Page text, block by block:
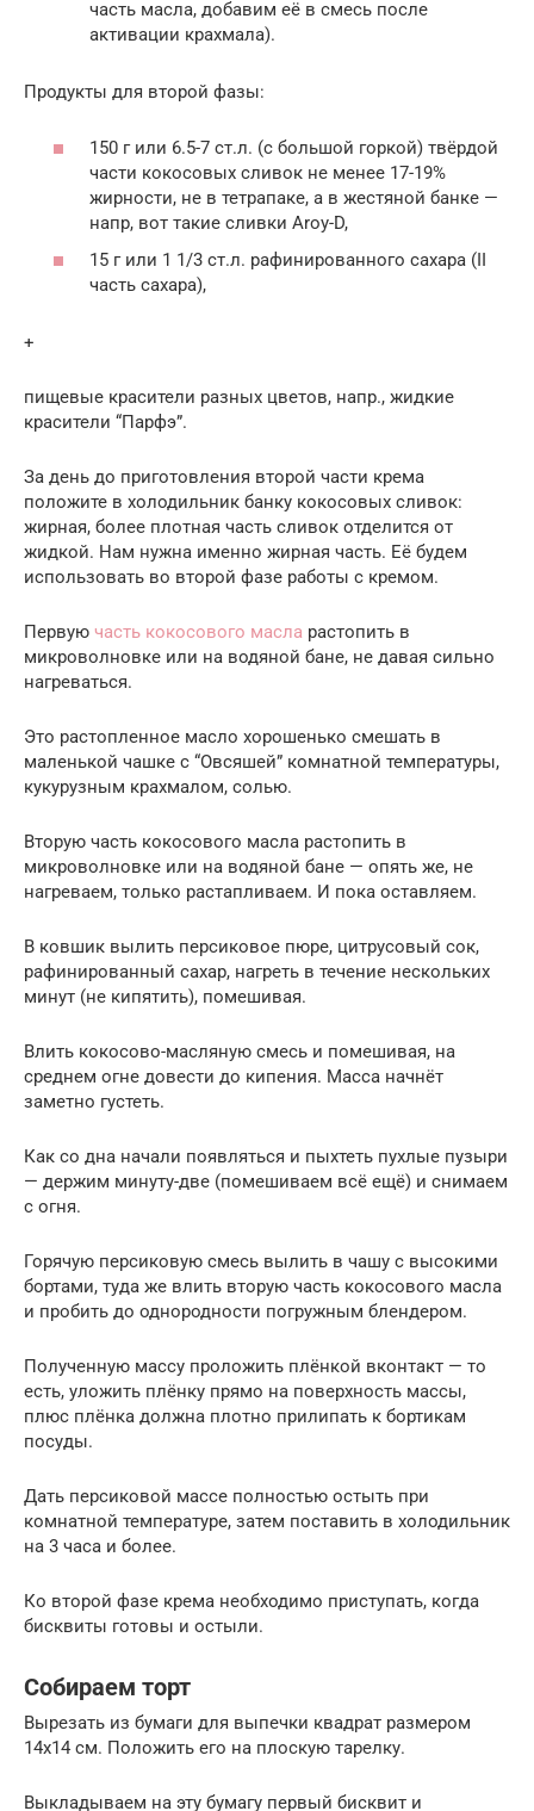
часть масла, добавим её в смесь после
активации крахмала).
Продукты для второй фазы:
150 г или 6.5-7 ст.л. (с большой горкой) твёрдой
части кокосовых сливок не менее 17-19%
жирности, не в тетрапаке, а в жестяной банке —
напр, вот такие сливки Aroy-D,
15 г или 1 1/3 ст.л. рафинированного сахара (II
часть сахара),
+
пищевые красители разных цветов, напр., жидкие
красители “Парфэ”.
За день до приготовления второй части крема
положите в холодильник банку кокосовых сливок:
жирная, более плотная часть сливок отделится от
жидкой. Нам нужна именно жирная часть. Её будем
использовать во второй фазе работы с кремом.
Первую часть кокосового масла растопить в
микроволновке или на водяной бане, не давая сильно
нагреваться.
Это растопленное масло хорошенько смешать в
маленькой чашке с “Овсяшей” комнатной температуры,
кукурузным крахмалом, солью.
Вторую часть кокосового масла растопить в
микроволновке или на водяной бане — опять же, не
нагреваем, только растапливаем. И пока оставляем.
В ковшик вылить персиковое пюре, цитрусовый сок,
рафинированный сахар, нагреть в течение нескольких
минут (не кипятить), помешивая.
Влить кокосово-масляную смесь и помешивая, на
среднем огне довести до кипения. Масса начнёт
заметно густеть.
Как со дна начали появляться и пыхтеть пухлые пузыри
— держим минуту-две (помешиваем всё ещё) и снимаем
с огня.
Горячую персиковую смесь вылить в чашу с высокими
бортами, туда же влить вторую часть кокосового масла
и пробить до однородности погружным блендером.
Полученную массу проложить плёнкой вконтакт — то
есть, уложить плёнку прямо на поверхность массы,
плюс плёнка должна плотно прилипать к бортикам
посуды.
Дать персиковой массе полностью остыть при
комнатной температуре, затем поставить в холодильник
на 3 часа и более.
Ко второй фазе крема необходимо приступать, когда
бисквиты готовы и остыли.
Собираем торт
Вырезать из бумаги для выпечки квадрат размером
14х14 см. Положить его на плоскую тарелку.
Выкладываем на эту бумагу первый бисквит и